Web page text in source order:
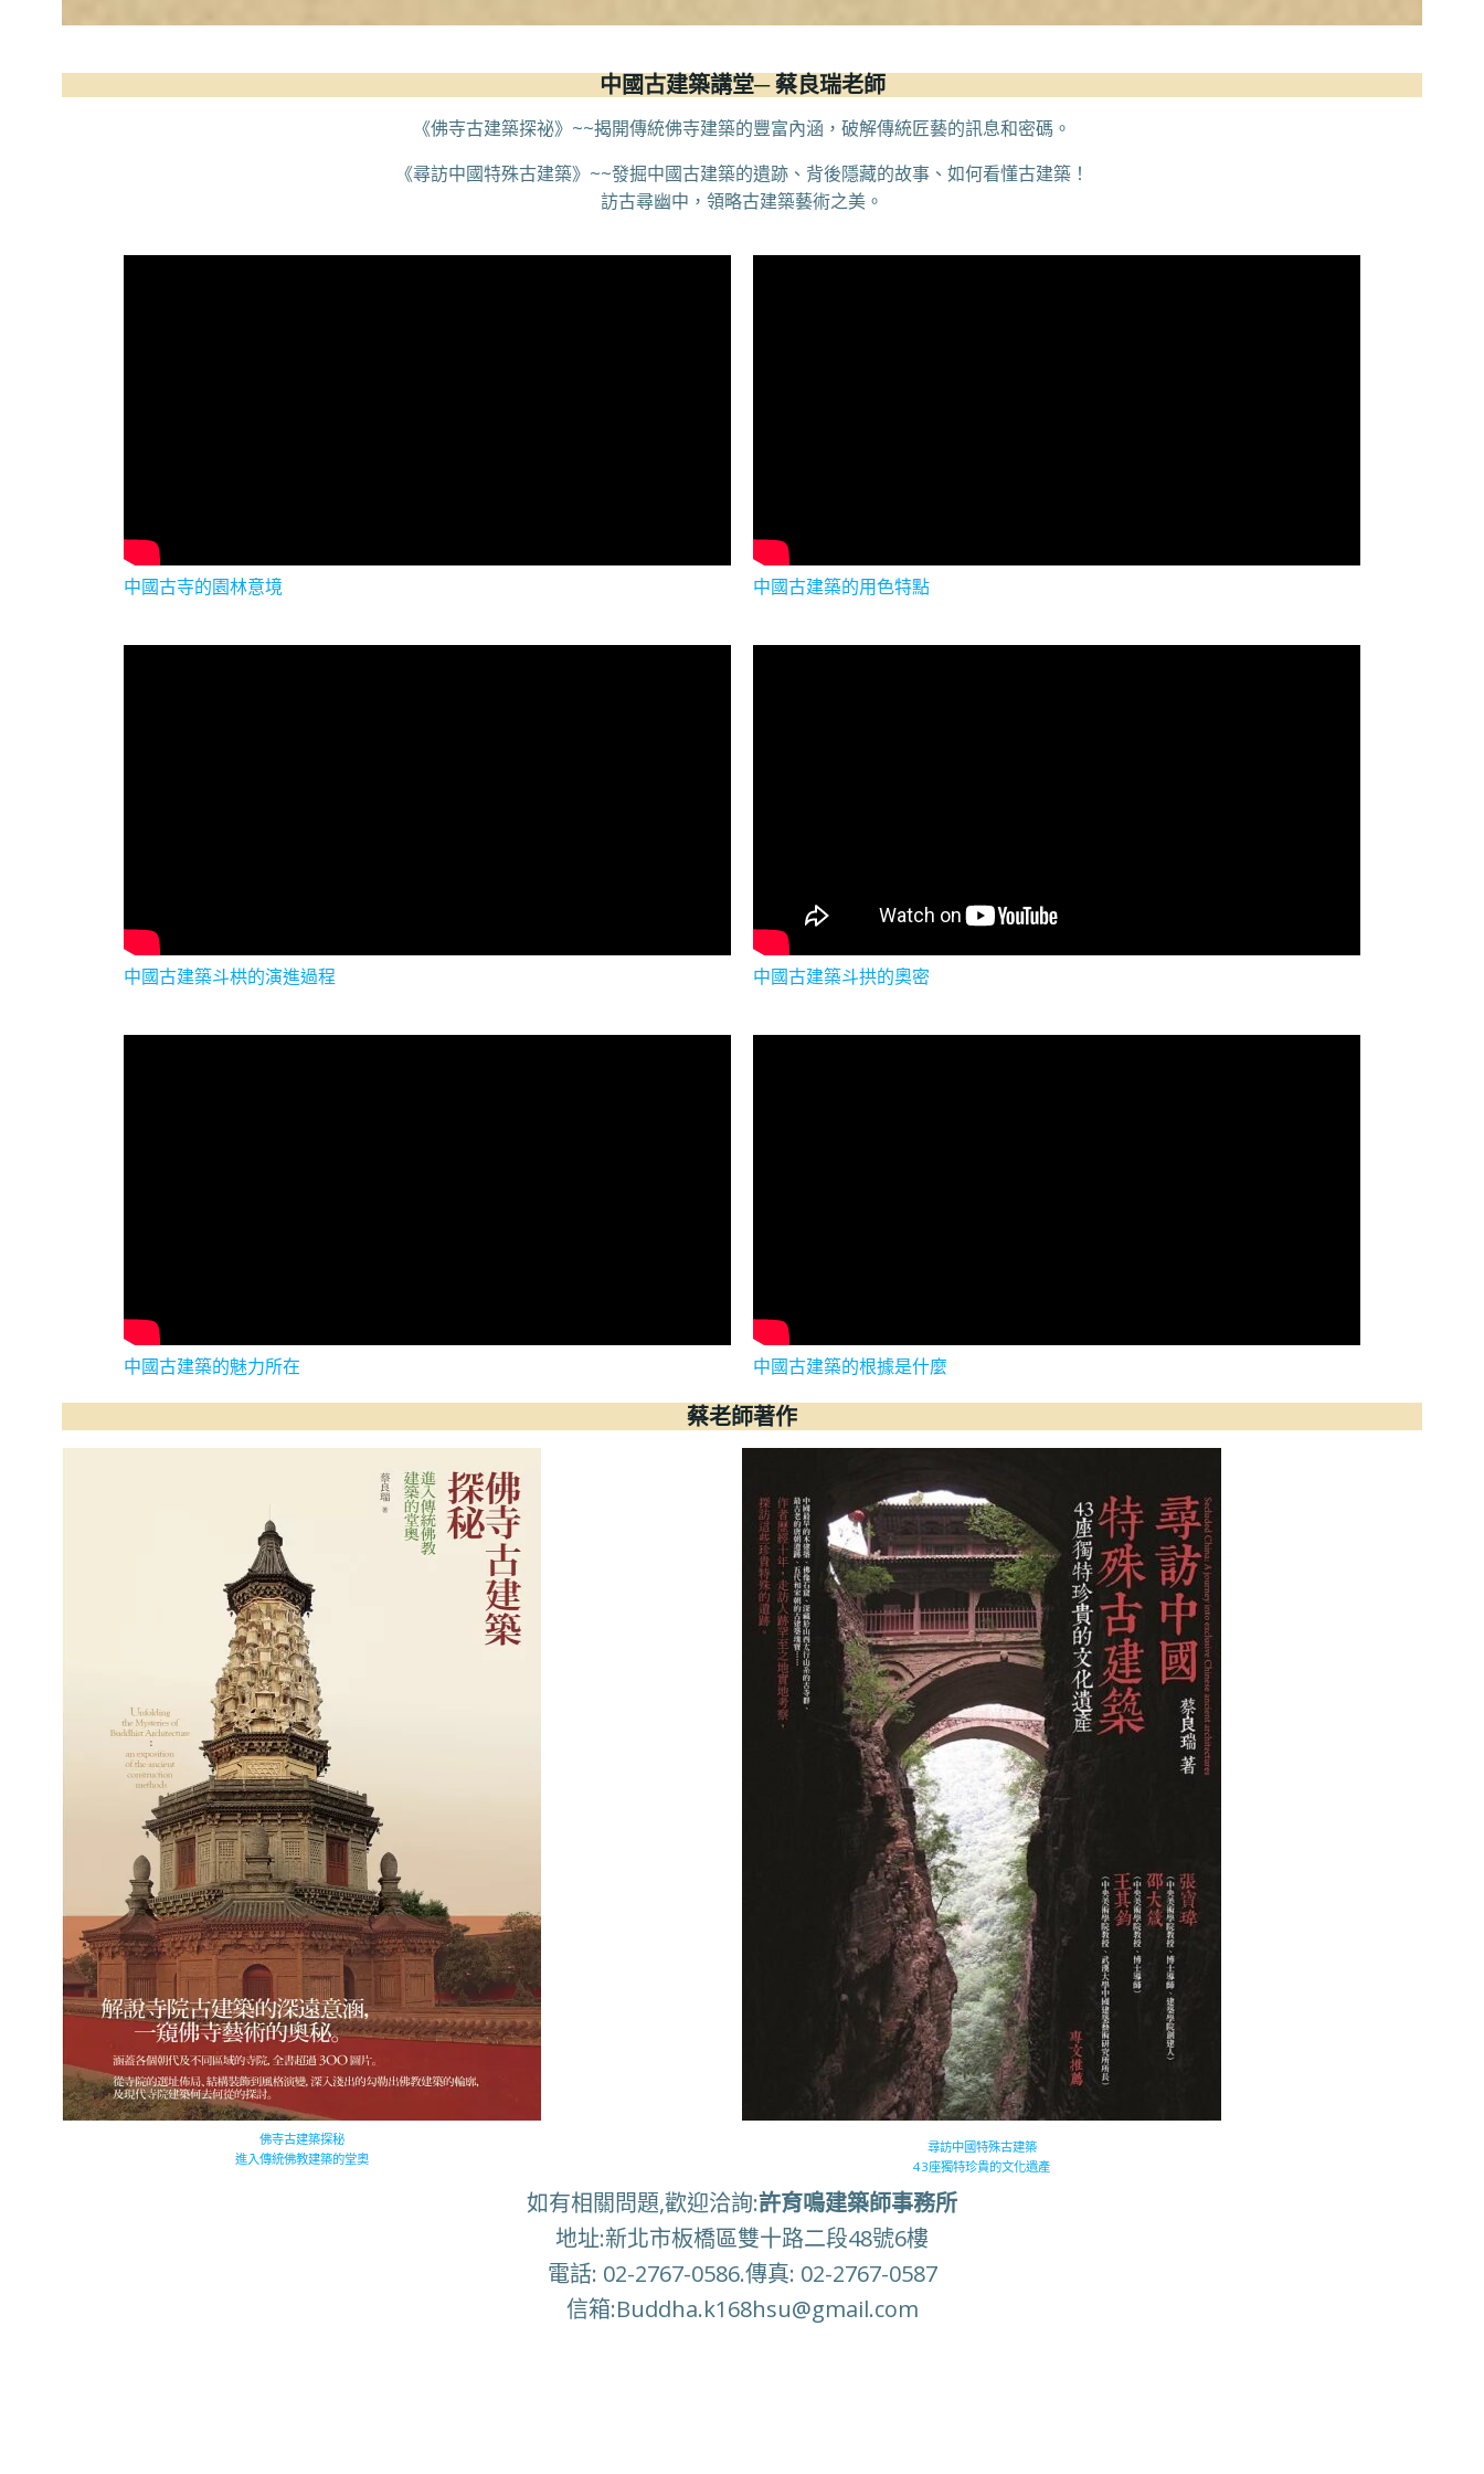
中國古建築講堂─ 蔡良瑞老師
《佛寺古建築探祕》~~揭開傳統佛寺建築的豐富內涵，破解傳統匠藝的訊息和密碼。
《尋訪中國特殊古建築》~~發掘中國古建築的遺跡、背後隱藏的故事、如何看懂古建築！
訪古尋幽中，領略古建築藝術之美。
中國古寺的園林意境 中國古建築的用色特點
中國古建築斗栱的演進過程 中國古建築斗拱的奧密
中國古建築的魅力所在 中國古建築的根據是什麼
蔡老師著作
佛寺古建築探秘
進入傳統佛教建築的堂奧
尋訪中國特殊古建築
43座獨特珍貴的文化遺產
如有相關問題,歡迎洽詢:許育鳴建築師事務所
地址:新北市板橋區雙十路二段48號6樓
電話: 02-2767-0586.傳真: 02-2767-0587
信箱:Buddha.k168hsu@gmail.com